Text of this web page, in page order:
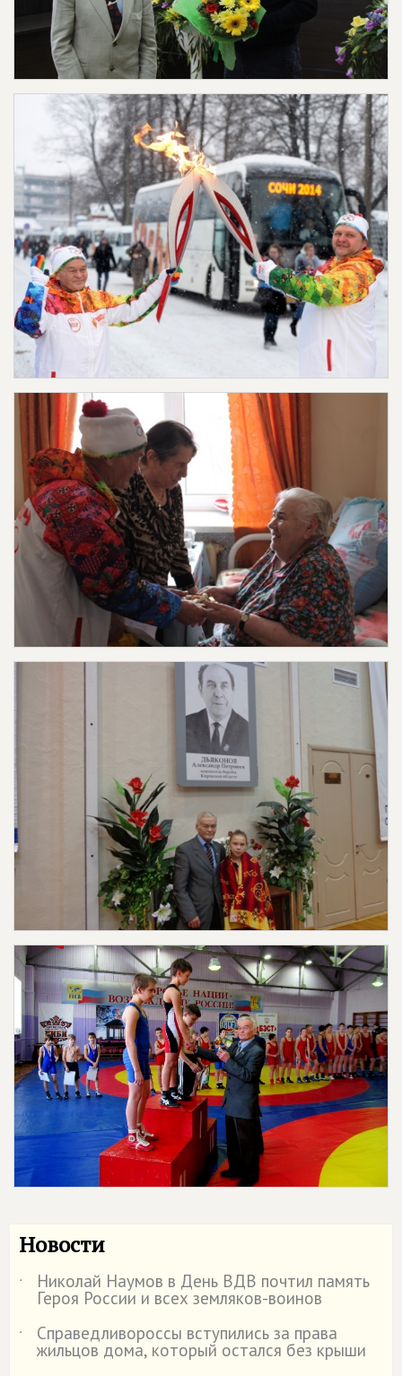
Новости
˙ Николай Наумов в День ВДВ почтил память
Героя России и всех земляков-воинов
˙
Справедливороссы вступились за права
жильцов дома, который остался без крыши